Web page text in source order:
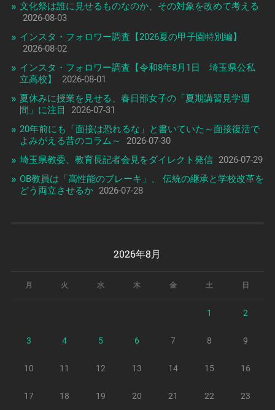
文化祭は誰に見せるものなのか、その対象を改めて考える
2026-08-03
インスタ・フォロワー調査【2026夏の甲子園特別編】
2026-08-02
インスタ・フォロワー調査【令和8年8月1日 埼玉県公私
立高校】
2026-08-01
夏休みに授業を見せる、春日部女子の「夏期講習見学週
間」に注目
2026-07-31
20年前にも「面接は恐れるな」と書いていた～面接復活で
よみがえる昔のコラム～
2026-07-30
埼玉県教委、教育長記者会見をダイレクト発信 2026-07-29
OB教員は「高性能のブレーキ」、 伝統の継承と学校改革を
どう両立させるか 2026-07-28
2026年8月
月 火 水 木 金 土 日
1 2
3 4 5 6 7 8 9
10 11 12 13 14 15 16
17 18 19 20 21 22 23